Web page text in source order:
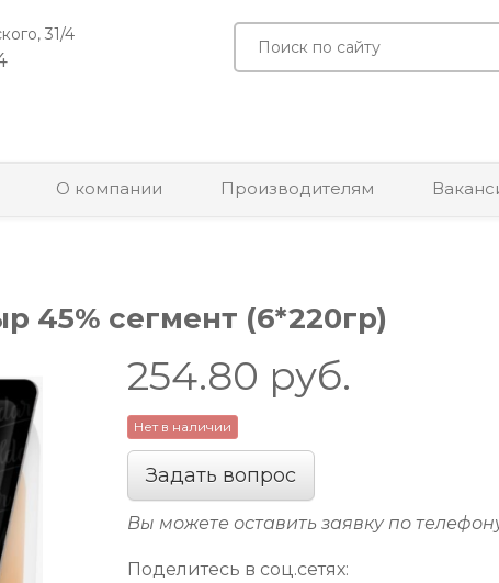
31/4
О компании Производителям
сегмент (6*220гр)
254.80 руб.
Нет в наличии
Задать вопрос
Вы можете оставить заявку по
Поделитесь в соц.сетях: